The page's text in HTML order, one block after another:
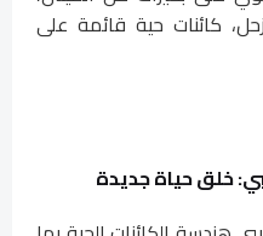
كائنات حية قائمة على
خلق حياة جديدة